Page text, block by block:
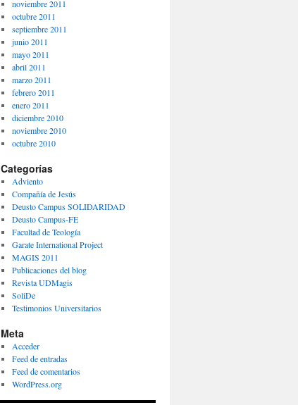
noviembre 2011
octubre 2011
septiembre 2011
junio 2011
mayo 2011
abril 2011
marzo 2011
febrero 2011
enero 2011
diciembre 2010
noviembre 2010
octubre 2010
Categorías
Adviento
Compañía de Jesús
Deusto Campus SOLIDARIDAD
Deusto Campus-FE
Facultad de Teología
Garate International Project
MAGIS 2011
Publicaciones del blog
Revista UDMagis
SoliDe
Testimonios Universitarios
Meta
Acceder
Feed de entradas
Feed de comentarios
WordPress.org